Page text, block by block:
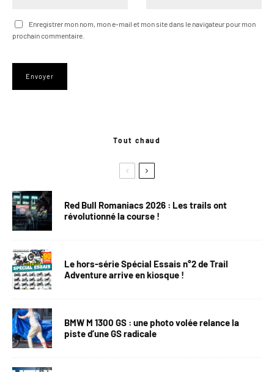
Enregistrer mon nom, mon e-mail et mon site dans le navigateur pour mon
prochain commentaire.
Tout chaud
Red Bull Romaniacs 2026 : Les trails ont
révolutionné la course !
Le hors-série Spécial Essais n°2 de Trail
Adventure arrive en kiosque !
BMW M 1300 GS : une photo volée relance la
piste d’une GS radicale